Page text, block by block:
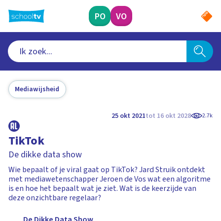
naar
hoofdinhoud
PO VO
Mediawijsheid
25 okt 2021tot 16 okt 2028 2.7k
TikTok
De dikke data show
Wie bepaalt of je viral gaat op TikTok? Jard Struik ontdekt
met mediawetenschapper Jeroen de Vos wat een algoritme
is en hoe het bepaalt wat je ziet. Wat is de keerzijde van
deze onzichtbare regelaar?